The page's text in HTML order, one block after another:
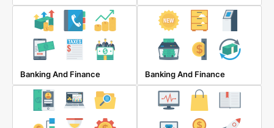
Banking And Finance Banking And Finance